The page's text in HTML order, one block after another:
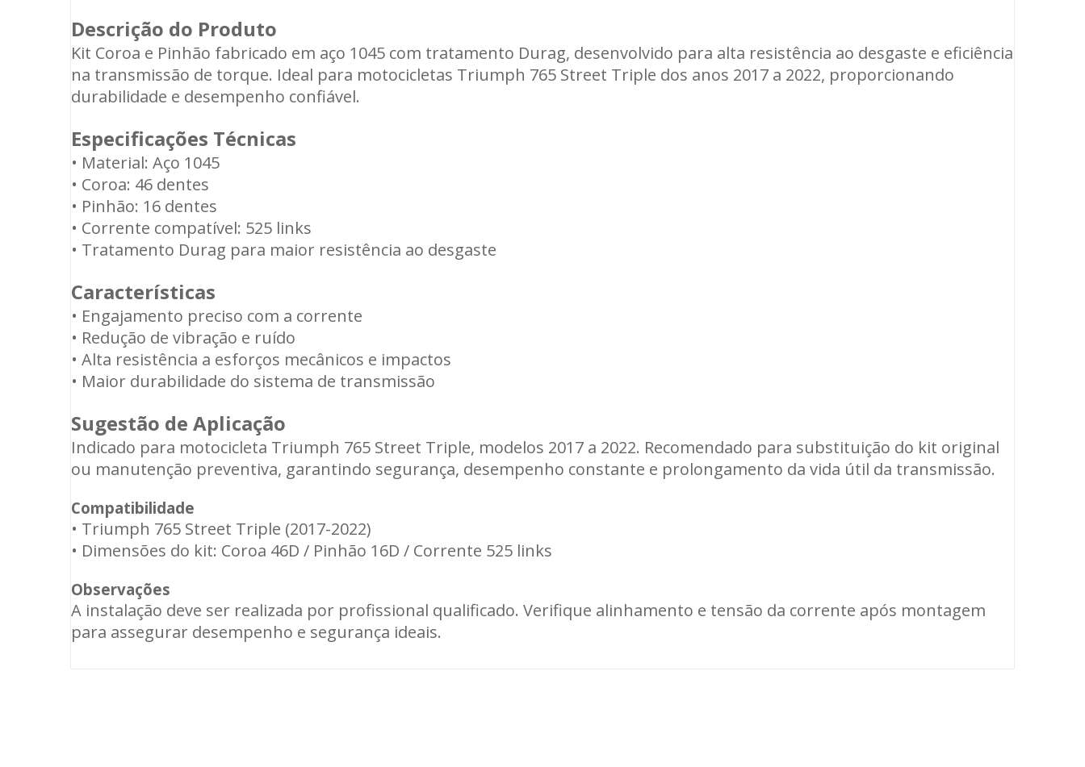
Descrição do Produto
Kit Coroa e Pinhão fabricado em aço 1045 com tratamento Durag, desenvolvido para alta resistência ao desgaste e eficiência
na transmissão de torque. Ideal para motocicletas Triumph 765 Street Triple dos anos 2017 a 2022, proporcionando
durabilidade e desempenho confiável.
Especificações Técnicas
• Material: Aço 1045
• Coroa: 46 dentes
• Pinhão: 16 dentes
• Corrente compatível: 525 links
• Tratamento Durag para maior resistência ao desgaste
Características
• Engajamento preciso com a corrente
• Redução de vibração e ruído
• Alta resistência a esforços mecânicos e impactos
• Maior durabilidade do sistema de transmissão
Sugestão de Aplicação
Indicado para motocicleta Triumph 765 Street Triple, modelos 2017 a 2022. Recomendado para substituição do kit original
ou manutenção preventiva, garantindo segurança, desempenho constante e prolongamento da vida útil da transmissão.
Compatibilidade
• Triumph 765 Street Triple (2017-2022)
• Dimensões do kit: Coroa 46D / Pinhão 16D / Corrente 525 links
Observações
A instalação deve ser realizada por profissional qualificado. Verifique alinhamento e tensão da corrente após montagem
para assegurar desempenho e segurança ideais.